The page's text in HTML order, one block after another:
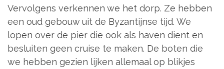
Vervolgens verkennen we het dorp. Ze hebben
een oud gebouw uit de Byzantijnse tijd. We
lopen over de pier die ook als haven dient en
besluiten geen cruise te maken. De boten die
we hebben gezien lijken allemaal op blikjes